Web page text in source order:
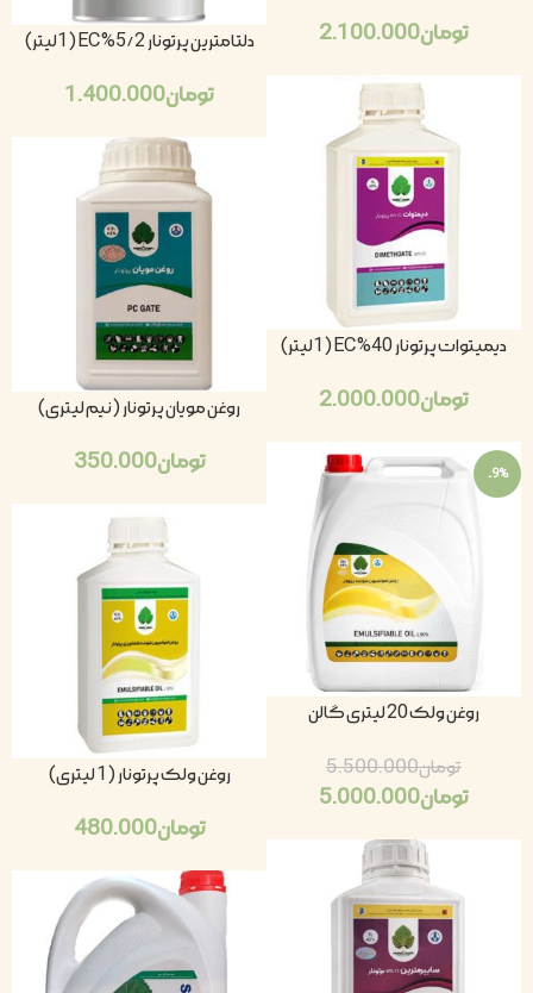
تومان2.100.000 دلتامترین پرتونار 5/2% EC (1لیتر)
تومان1.400.000
دیمیتوات پرتونار 40% EC (1لیتر)
تومان2.000.000 روغن مویان پرتونار (نیم لیتری)
تومان350.000 -9%
روغن ولک 20 لیتری گالن
تومان5.500.000
تومان5.000.000
روغن ولک پرتونار (1 لیتری)
تومان480.000